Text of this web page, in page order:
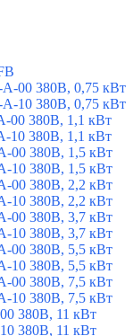
00 380В, 0,75 кВт
10 380В, 0,75 кВт
00 380В, 1,1 кВт
10 380В, 1,1 кВт
00 380В, 1,5 кВт
10 380В, 1,5 кВт
00 380В, 2,2 кВт
10 380В, 2,2 кВт
00 380В, 3,7 кВт
10 380В, 3,7 кВт
00 380В, 5,5 кВт
10 380В, 5,5 кВт
00 380В, 7,5 кВт
10 380В, 7,5 кВт
380В, 11 кВт
380В, 11 кВт